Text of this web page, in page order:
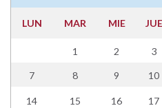
LUN MAR MIE JUE
1 2 3
7 8 9 10
14 15 16 17